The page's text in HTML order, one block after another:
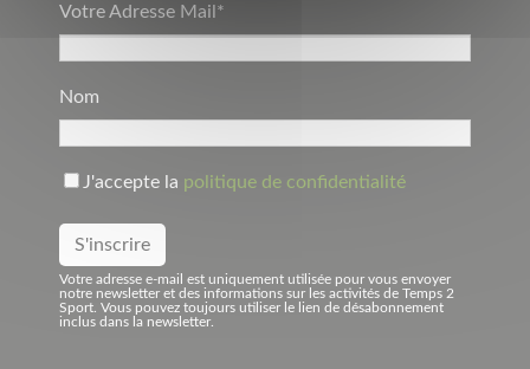
Votre Adresse Mail*
Nom
J'accepte la politique de confidentialité
Votre adresse e-mail est uniquement utilisée pour vous envoyer
notre newsletter et des informations sur les activités de Temps 2
Sport. Vous pouvez toujours utiliser le lien de désabonnement
inclus dans la newsletter.